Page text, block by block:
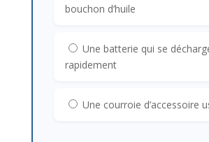
bouchon d’huile
Une batterie qui se
rapidement
Une courroie d’accessoire